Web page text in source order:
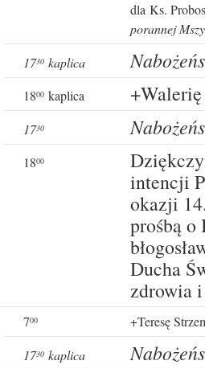
dla Ks.
porannej
1730 kaplica
1800 kaplica
1730
1800
intencji
okazji
prośbą o
Ducha
zdrowia
700
+Teresę
1730 kaplica